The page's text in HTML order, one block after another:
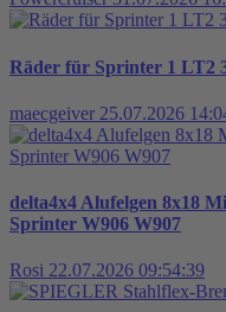
Räder für Sprinter 1 LT2
maecgeiver 25.07.2026
delta4x4 Alufelgen 8x18
Sprinter W906 W907
Rosi 22.07.2026 09:54:39